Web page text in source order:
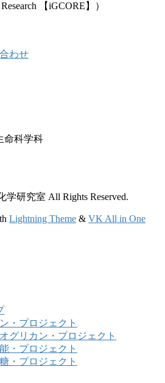
【iGCORE】）
わせ
命科学科
研究室 All Rights Reserved.
Lightning Theme & VK All in One
・プロジェクト
グリカン・プロジェクト
・プロジェクト
・プロジェクト